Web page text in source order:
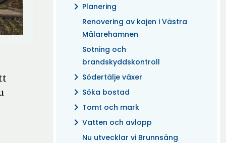
chevron_right Planering
Renovering av kajen i Västra
Mälarehamnen
Sotning och
brandskyddskontroll
chevron_right Södertälje växer
chevron_right Söka bostad
chevron_right Tomt och mark
chevron_right Vatten och avlopp
Nu utvecklar vi Brunnsäng